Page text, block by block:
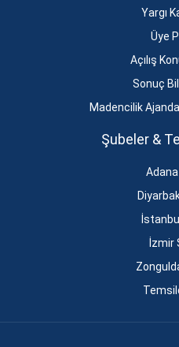
Yargı
Üye
Açılış
Sonuç
Madencilik
Şubeler &
İzmir